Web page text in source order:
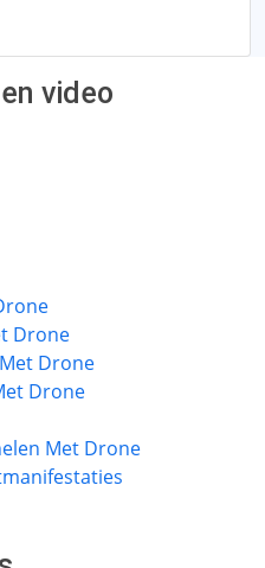
video
Drone
Drone
Drone
Met Drone